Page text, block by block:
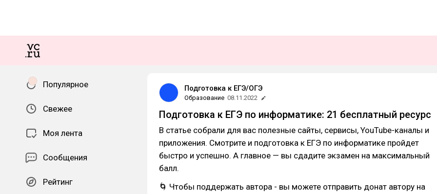
Популярное
Свежее
Моя лента
Сообщения
Рейтинг
Подготовка к ЕГЭ/ОГЭ
Образование 08.11.2022
Подготовка к ЕГЭ по информатике: 21 бесплатный ресурс
В статье собрали для вас полезные сайты, сервисы, YouTube-каналы и
приложения. Смотрите и подготовка к ЕГЭ по информатике пройдет
быстро и успешно. А главное — вы сдадите экзамен на максимальный
балл.
🌀 Чтобы поддержать автора - вы можете отправить донат автору на